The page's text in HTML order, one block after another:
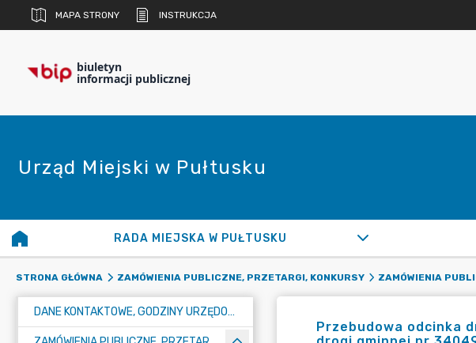
MAPA STRONY INSTRUKCJA
biuletyn
informacji publicznej
Urząd Miejski w Pułtusku
RADA MIEJSKA W PUŁTUSKU
STRONA GŁÓWNA ZAMÓWIENIA PUBLICZNE, PRZETARGI, KONKURSY ZAMÓWIENIA
DANE KONTAKTOWE, GODZINY URZĘDOWANIA I NUMER KONTA BANKOWEGO
Przebudowa odcinka